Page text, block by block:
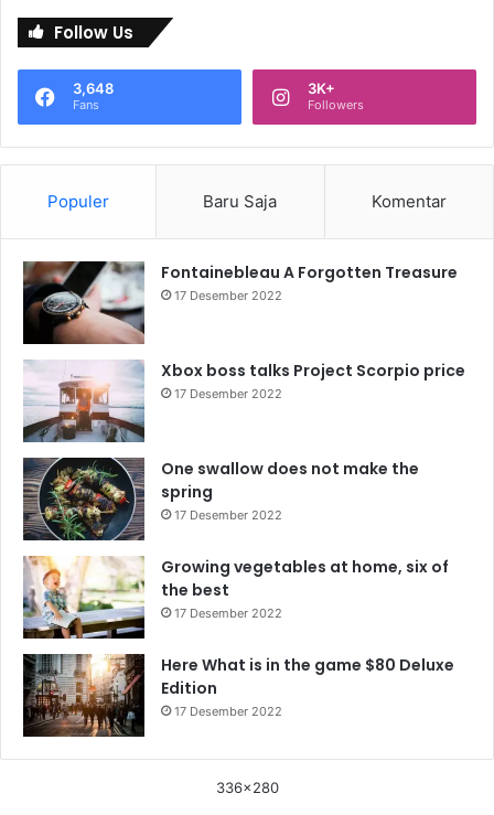
Follow Us
3,648
Fans
3K+
Followers
Populer Baru Saja Komentar
Fontainebleau A Forgotten Treasure
17 Desember 2022
Xbox boss talks Project Scorpio price
17 Desember 2022
One swallow does not make the
spring
17 Desember 2022
Growing vegetables at home, six of
the best
17 Desember 2022
Here What is in the game $80 Deluxe
Edition
17 Desember 2022
336x280